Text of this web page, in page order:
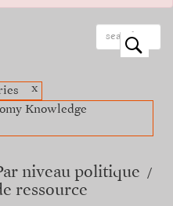
o
x
Knowledge
niveau politique
ressource